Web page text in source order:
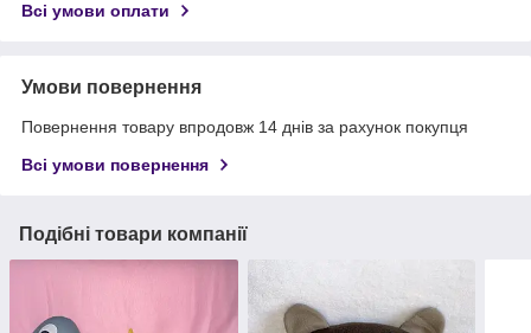
Всі умови оплати
Умови повернення
Повернення товару впродовж 14 днів за рахунок покупця
Всі умови повернення
Подібні товари компанії